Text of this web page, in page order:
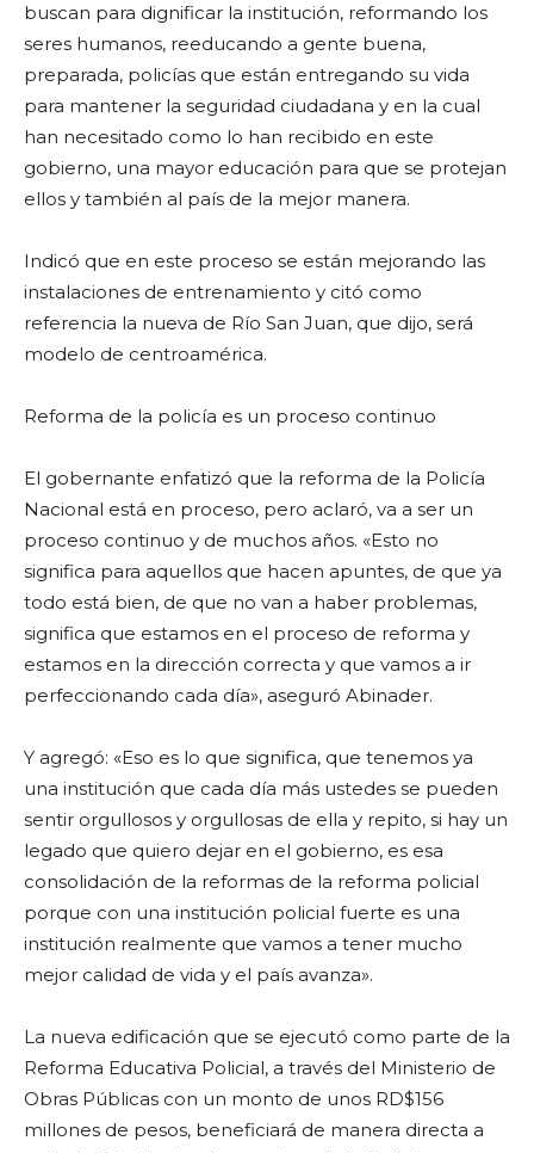
buscan para dignificar la institución, reformando los
seres humanos, reeducando a gente buena,
preparada, policías que están entregando su vida
para mantener la seguridad ciudadana y en la cual
han necesitado como lo han recibido en este
gobierno, una mayor educación para que se protejan
ellos y también al país de la mejor manera.
Indicó que en este proceso se están mejorando las
instalaciones de entrenamiento y citó como
referencia la nueva de Río San Juan, que dijo, será
modelo de centroamérica.
Reforma de la policía es un proceso continuo
El gobernante enfatizó que la reforma de la Policía
Nacional está en proceso, pero aclaró, va a ser un
proceso continuo y de muchos años. «Esto no
significa para aquellos que hacen apuntes, de que ya
todo está bien, de que no van a haber problemas,
significa que estamos en el proceso de reforma y
estamos en la dirección correcta y que vamos a ir
perfeccionando cada día», aseguró Abinader.
Y agregó: «Eso es lo que significa, que tenemos ya
una institución que cada día más ustedes se pueden
sentir orgullosos y orgullosas de ella y repito, si hay un
legado que quiero dejar en el gobierno, es esa
consolidación de la reformas de la reforma policial
porque con una institución policial fuerte es una
institución realmente que vamos a tener mucho
mejor calidad de vida y el país avanza».
La nueva edificación que se ejecutó como parte de la
Reforma Educativa Policial, a través del Ministerio de
Obras Públicas con un monto de unos RD$156
millones de pesos, beneficiará de manera directa a